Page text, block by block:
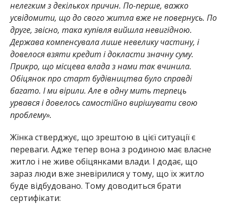
нелегким з декількох причин. По-перше, важко
усвідомити, що до свого житла вже не повернусь. По
друге, звісно, така купівля вийшла невигідною.
Держава компенсувала лише невелику частину, і
довелося взяти кредит і докласти значну суму.
Прикро, що місцева влада з нами так вчинила.
Обіцянок про старт будівництва було справді
багато. І ми вірили. Але в одну мить терпець
урвався і довелось самостійно вирішувати свою
проблему».
Жінка стверджує, що зрештою в цієї ситуації є
переваги. Адже тепер вона з родиною має власне
житло і не живе обіцянками влади. І додає, що
зараз люди вже зневірилися у тому, що їх житло
буде відбудовано. Тому доводиться брати
сертифікати: